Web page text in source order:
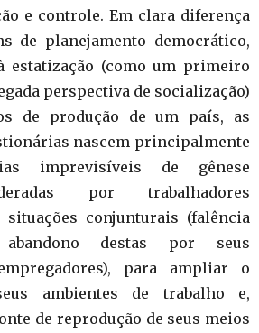
e controle. Em clara diferença
de planejamento democrático,
estatização (como um primeiro
perspectiva de socialização)
de produção de um país, as
nascem principalmente
imprevisíveis de gênese
por trabalhadores
conjunturais (falência
destas por seus
para ampliar o
ambientes de trabalho e,
de reprodução de seus meios